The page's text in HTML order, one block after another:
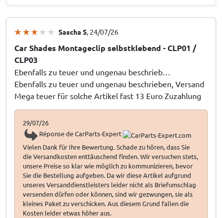
Sascha S, 24/07/26
Car Shades Montageclip selbstklebend - CLP01 /
CLP03
Ebenfalls zu teuer und ungenau beschrieb…
Ebenfalls zu teuer und ungenau beschrieben, Versand
Mega teuer für solche Artikel fast 13 Euro Zuzahlung
29/07/26
Réponse de CarParts-Expert
Vielen Dank für Ihre Bewertung. Schade zu hören, dass Sie
die Versandkosten enttäuschend finden. Wir versuchen stets,
unsere Preise so klar wie möglich zu kommunizieren, bevor
Sie die Bestellung aufgeben. Da wir diese Artikel aufgrund
unseres Versanddienstleisters leider nicht als Briefumschlag
versenden dürfen oder können, sind wir gezwungen, sie als
kleines Paket zu verschicken. Aus diesem Grund fallen die
Kosten leider etwas höher aus.